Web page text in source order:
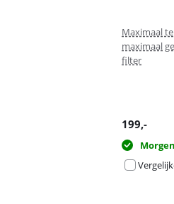
Maximaal
maximaal
filter
199,-